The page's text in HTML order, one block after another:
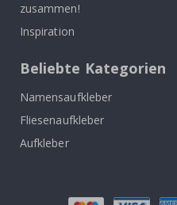
zusammen!
Inspiration
Beliebte Kategorien
Namensaufkleber
Fliesenaufkleber
Aufkleber